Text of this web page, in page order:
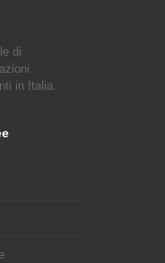
di
in Italia.